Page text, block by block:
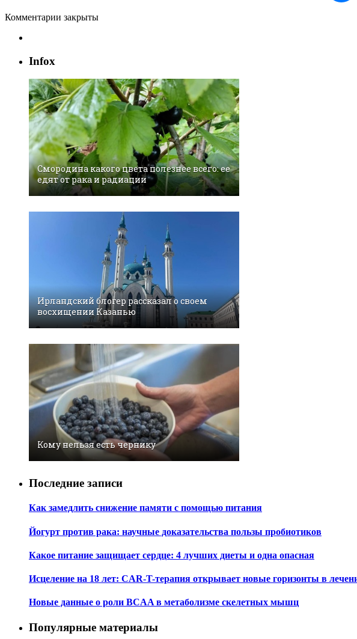
Комментарии закрыты
Infox
Смородина какого цвета полезнее всего: ее
едят от рака и радиации
Ирландский блогер рассказал о своем
восхищении Казанью
Кому нельзя есть чернику
Последние записи
Как замедлить снижение памяти с помощью питания
Йогурт против рака: научные доказательства пользы пробиотиков
Какое питание защищает сердце: 4 лучших диеты и одна опасная
Исцеление на 18 лет: CAR-T-терапия открывает новые горизонты в
Новые данные о роли BCAA в метаболизме скелетных мышц
Популярные материалы